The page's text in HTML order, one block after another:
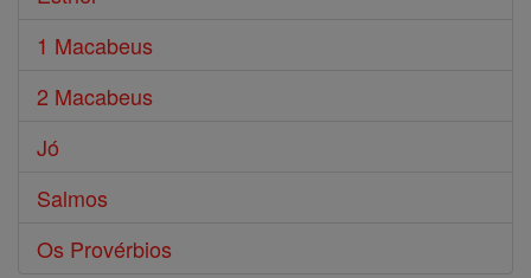
1 Macabeus
2 Macabeus
Jó
Salmos
Os Provérbios